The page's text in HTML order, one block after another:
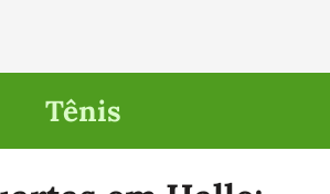
Tênis